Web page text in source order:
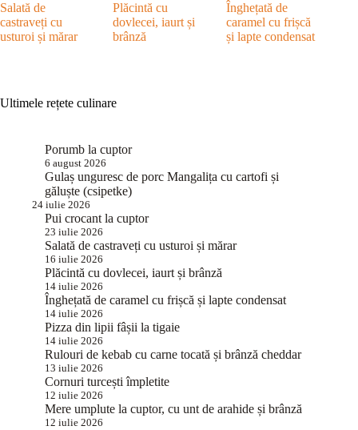
Salată de
castraveți cu
usturoi și mărar
Plăcintă cu
dovlecei, iaurt și
brânză
Înghețată de
caramel cu frișcă
și lapte condensat
Ultimele rețete culinare
Porumb la cuptor
6 august 2026
Gulaș unguresc de porc Mangalița cu cartofi și
găluște (csipetke)
24 iulie 2026
Pui crocant la cuptor
23 iulie 2026
Salată de castraveți cu usturoi și mărar
16 iulie 2026
Plăcintă cu dovlecei, iaurt și brânză
14 iulie 2026
Înghețată de caramel cu frișcă și lapte condensat
14 iulie 2026
Pizza din lipii fâșii la tigaie
14 iulie 2026
Rulouri de kebab cu carne tocată și brânză cheddar
13 iulie 2026
Cornuri turcești împletite
12 iulie 2026
Mere umplute la cuptor, cu unt de arahide și brânză
12 iulie 2026